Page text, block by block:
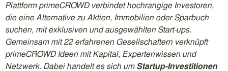
Plattform primeCROWD verbindet hochrangige Investoren,
die eine Alternative zu Aktien, Immobilien oder Sparbuch
suchen, mit exklusiven und ausgewählten Start-ups.
Gemeinsam mit 22 erfahrenen Gesellschaftern verknüpft
primeCROWD Ideen mit Kapital, Expertenwissen und
Netzwerk. Dabei handelt es sich um Startup-Investitionen